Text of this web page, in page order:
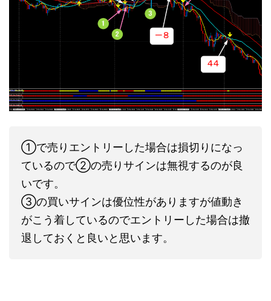
①で売りエントリーした場合は損切りになっ
ているので②の売りサインは無視するのが良
いです。
③の買いサインは優位性がありますが値動き
がこう着しているのでエントリーした場合は撤
退しておくと良いと思います。